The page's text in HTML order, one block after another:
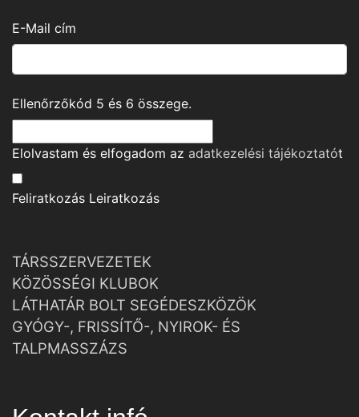
E-Mail cím
Ellenőrzőkód 5 és 6 összege.
Elolvastam és elfogadom az adatkezelési tájékoztatót
Feliratkozás Leiratkozás
TÁRSSZERVEZETEK
KÖZÖSSÉGI KLUBOK
LÁTHATÁR BOLT SEGÉDESZKÖZÖK
GYÓGY-, FRISSÍTŐ-, NYIROK- ÉS
TALPMASSZÁZS